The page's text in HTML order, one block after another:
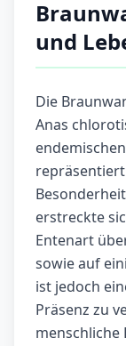
und
Die
Anas
erstreckte
Entenart
sowie auf
ist jedoch
Präsenz zu
menschliche